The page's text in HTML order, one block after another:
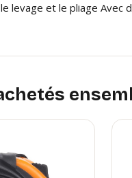
levage et le pliage Avec